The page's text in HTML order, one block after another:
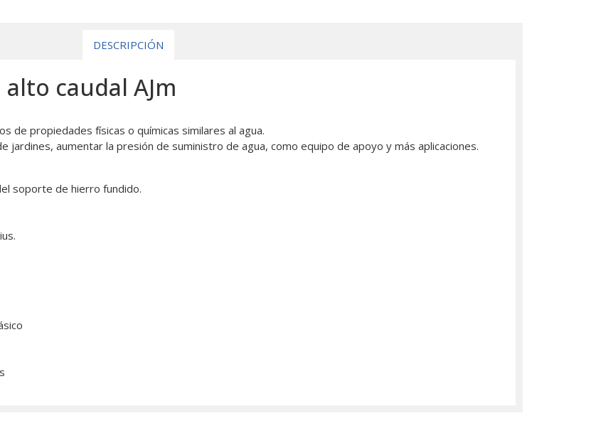
DESCRIPCIÓN
caudal AJm
de propiedades físicas o químicas similares al agua.
jardines, aumentar la presión de suministro de agua, como equipo de apoyo y más aplicaciones.
soporte de hierro fundido.